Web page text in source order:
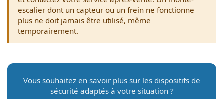
escalier dont un capteur ou un frein ne fonctionne
plus ne doit jamais être utilisé, même
temporairement.
Vous souhaitez en savoir plus sur les dispositifs de
sécurité adaptés à votre situation ?